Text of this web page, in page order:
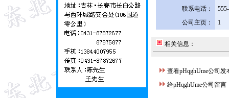
联系电话：
公司主页：
1
相关信息：
查看pHqghUme公司发
给pHqghUme公司留言